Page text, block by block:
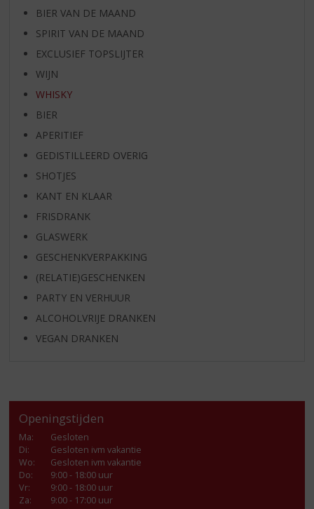
BIER VAN DE MAAND
SPIRIT VAN DE MAAND
EXCLUSIEF TOPSLIJTER
WIJN
WHISKY
BIER
APERITIEF
GEDISTILLEERD OVERIG
SHOTJES
KANT EN KLAAR
FRISDRANK
GLASWERK
GESCHENKVERPAKKING
(RELATIE)GESCHENKEN
PARTY EN VERHUUR
ALCOHOLVRIJE DRANKEN
VEGAN DRANKEN
Openingstijden
Ma:
Gesloten
Di:
Gesloten ivm vakantie
Wo:
Gesloten ivm vakantie
Do:
9:00 - 18:00 uur
Vr:
9:00 - 18:00 uur
Za:
9:00 - 17:00 uur